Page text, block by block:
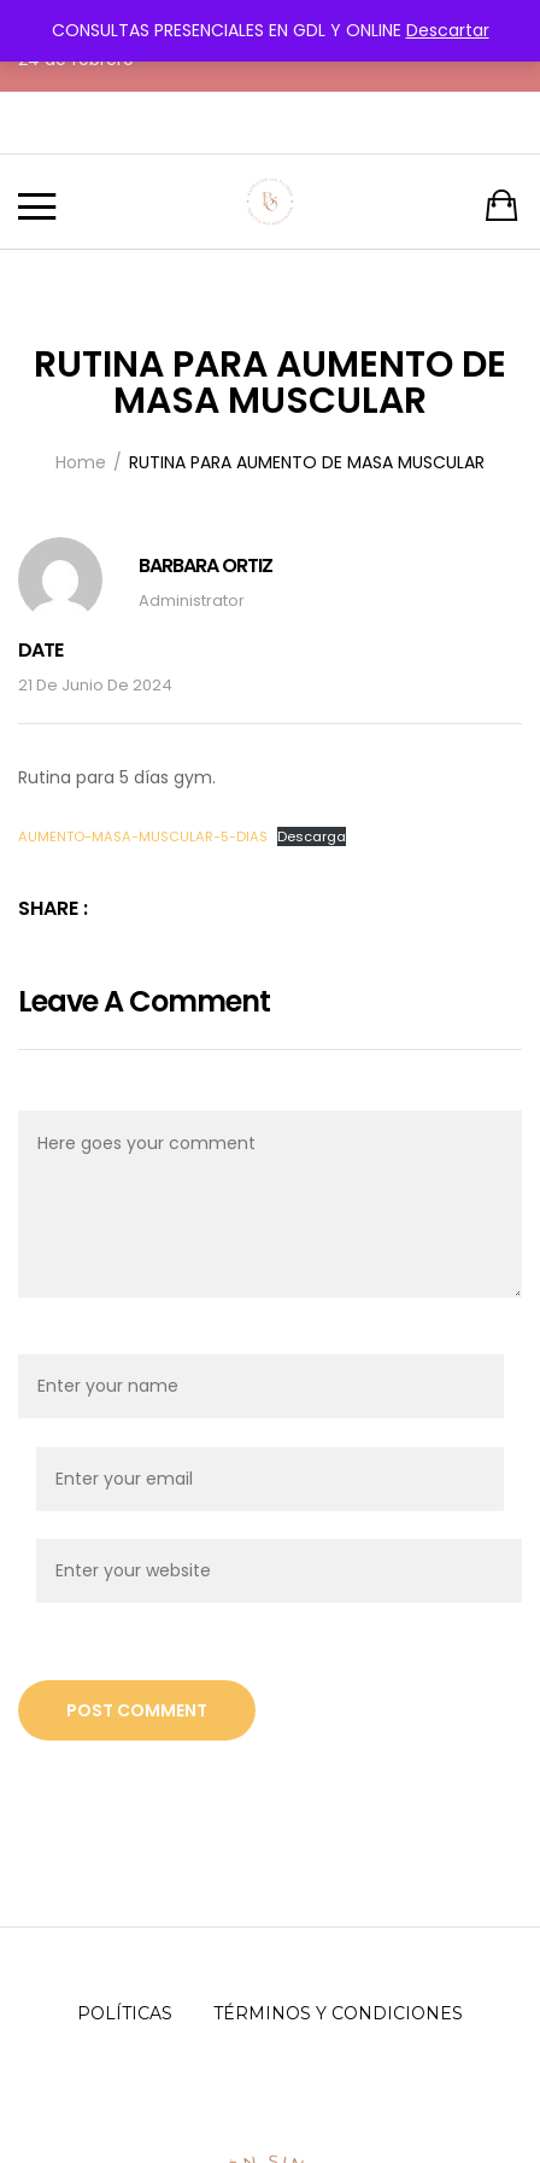
¡Transforma tu cuerpo con amor y paciencia! Próximo reto
24 de febrero
RUTINA PARA AUMENTO DE
MASA MUSCULAR
Home RUTINA PARA AUMENTO DE MASA MUSCULAR
BARBARA ORTIZ
Administrator
DATE
21 De Junio De 2024
Rutina para 5 días gym.
AUMENTO-MASA-MUSCULAR-5-DIAS Descarga
SHARE :
Leave A Comment
POLÍTICAS TÉRMINOS Y CONDICIONES
CONSULTAS PRESENCIALES EN GDL Y ONLINE Descartar